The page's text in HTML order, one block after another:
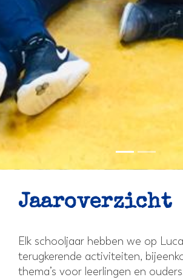
Jaaroverzicht
Elk schooljaar hebben we op
terugkerende activiteiten,
thema’s voor leerlingen en